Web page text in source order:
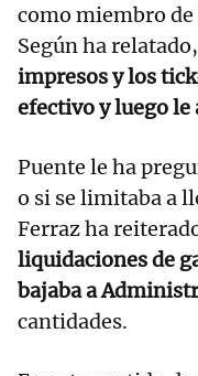
como miembro
Según ha relatado,
impresos y los
efectivo y luego le
Puente le ha
o si se limitaba a
Ferraz ha
liquidaciones de
bajaba a
cantidades.